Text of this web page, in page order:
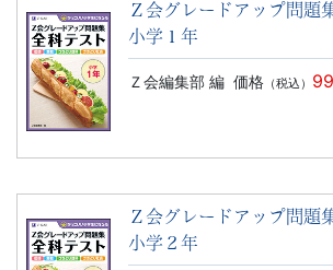
Ｚ会グレードアップ問
小学１年
Ｚ会編集部 編 価格（税込）
Ｚ会グレードアップ問
小学２年